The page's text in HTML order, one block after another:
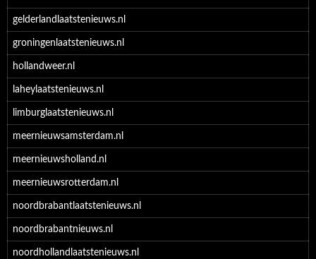
gelderlandlaatstenieuws.nl
groningenlaatstenieuws.nl
hollandweer.nl
laheylaatstenieuws.nl
limburglaatstenieuws.nl
meernieuwsamsterdam.nl
meernieuwsholland.nl
meernieuwsrotterdam.nl
noordbrabantlaatstenieuws.nl
noordbrabantnieuws.nl
noordhollandlaatstenieuws.nl